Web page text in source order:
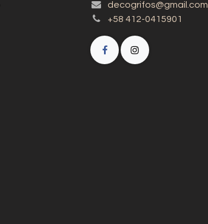
decogrifos@gmail.com
+58 412-0415901